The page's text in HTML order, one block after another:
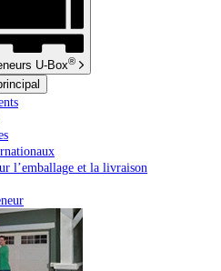
U-Box®
l’emballage et la livraison